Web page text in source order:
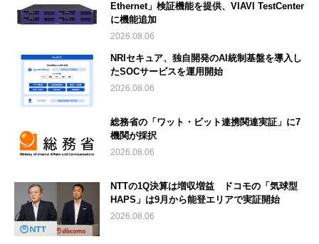
Ethernet」検証機能を提供、VIAVI TestCenter
に機能追加
2026.08.06
NRIセキュア、独自開発のAI統制基盤を導入し
たSOCサービスを運用開始
2026.08.06
総務省の「ワット・ビット連携関連実証」に7
機関が採択
2026.08.06
NTTの1Q決算は増収増益 ドコモの「気球型
HAPS」は9月から能登エリアで実証開始
2026.08.06